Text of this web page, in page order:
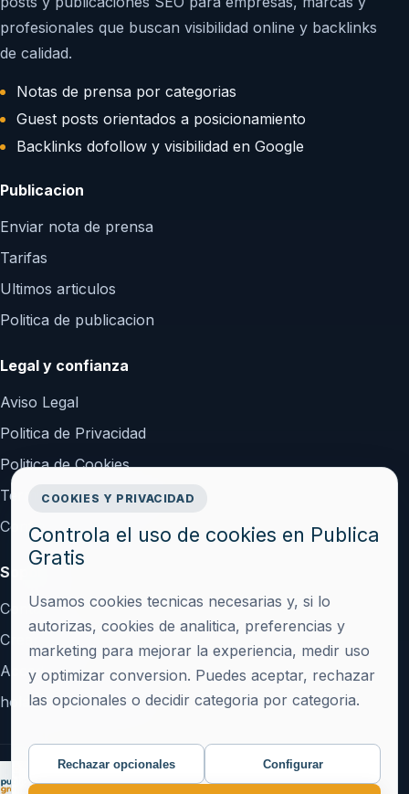
profesionales que buscan visibilidad online y backlinks
de calidad.
Notas de prensa por categorias
Guest posts orientados a posicionamiento
Backlinks dofollow y visibilidad en Google
Publicacion
Enviar nota de prensa
Tarifas
Ultimos articulos
Politica de publicacion
Legal y confianza
Aviso Legal
Politica de Privacidad
Politica de Cookies
Terminos y Condiciones
Configurar cookies
Soporte
Contacto
Crear cuenta
Acceder
hola@publicagratis.es
COOKIES Y PRIVACIDAD
Controla el uso de cookies en Publica
Gratis
Usamos cookies tecnicas necesarias y, si lo
autorizas, cookies de analitica, preferencias y
marketing para mejorar la experiencia, medir uso
y optimizar conversion. Puedes aceptar, rechazar
las opcionales o decidir categoria por categoria.
Rechazar opcionales Configurar